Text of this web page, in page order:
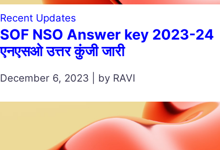
Recent Updates
SOF NSO Answer key 2023-24
एनएसओ उत्तर कुंजी जारी
December 6, 2023 | by RAVI